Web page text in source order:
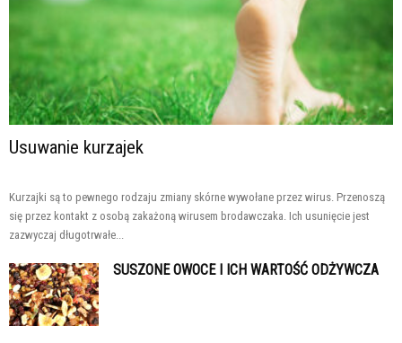
Usuwanie kurzajek
Kurzajki są to pewnego rodzaju zmiany skórne wywołane przez wirus. Przenoszą
się przez kontakt z osobą zakażoną wirusem brodawczaka. Ich usunięcie jest
zazwyczaj długotrwałe...
SUSZONE OWOCE I ICH WARTOŚĆ ODŻYWCZA